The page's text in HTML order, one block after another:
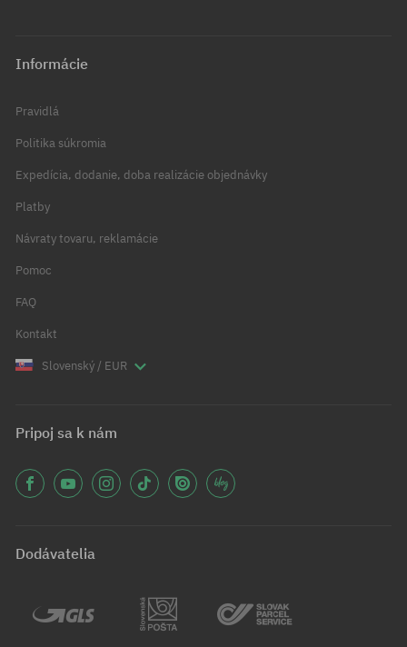
Informácie
Pravidlá
Politika súkromia
Expedícia, dodanie, doba realizácie objednávky
Platby
Návraty tovaru, reklamácie
Pomoc
FAQ
Kontakt
Slovenský / EUR
Pripoj sa k nám
Dodávatelia